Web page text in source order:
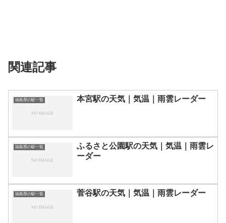
関連記事
福島県の駅一覧 本宮駅の天気｜気温｜雨雲レーダー
福島県の駅一覧
ふるさと公園駅の天気｜気温｜雨雲レ
ーダー
福島県の駅一覧 菅谷駅の天気｜気温｜雨雲レーダー